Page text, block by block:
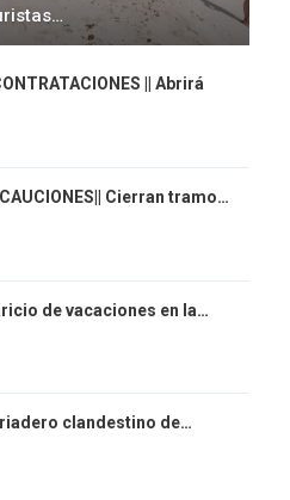
|| Abrirá
Cierran tramo…
de vacaciones en la…
clandestino de…